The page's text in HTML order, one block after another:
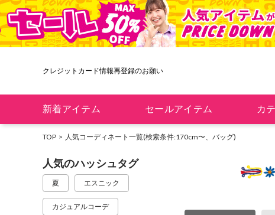
クレジットカード情報再登録のお願い
新着アイテム セールアイテム カ
TOP 人気コーディネート一覧(検索条件:170cm〜、バッグ)
人気のハッシュタグ
夏 エスニック
カジュアルコーデ